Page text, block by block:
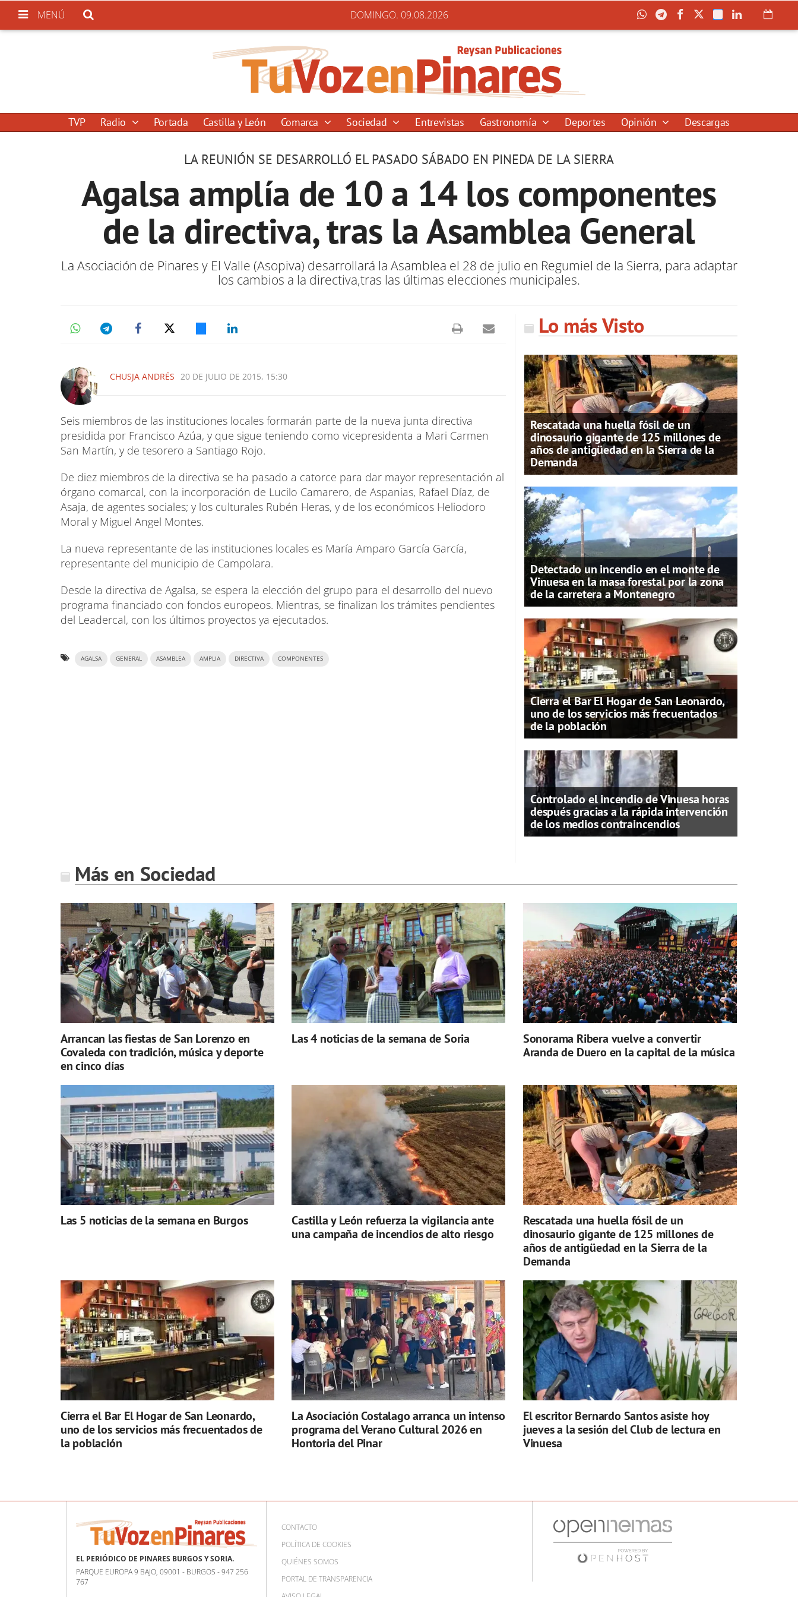
MENÚ DOMINGO. 09.08.2026
TVP Radio Portada Castilla y León Comarca Sociedad Entrevistas Gastronomía Deportes Opinión Descargas
LA REUNIÓN SE DESARROLLÓ EL PASADO SÁBADO EN PINEDA DE LA SIERRA
Agalsa amplía de 10 a 14 los componentes
de la directiva, tras la Asamblea General
La Asociación de Pinares y El Valle (Asopiva) desarrollará la Asamblea el 28 de julio en Regumiel de la Sierra, para adaptar
los cambios a la directiva,tras las últimas elecciones municipales.
CHUSJA ANDRÉS 20 DE JULIO DE 2015, 15:30
Seis miembros de las instituciones locales formarán parte de la nueva junta directiva
presidida por Francisco Azúa, y que sigue teniendo como vicepresidenta a Mari Carmen
San Martín, y de tesorero a Santiago Rojo.
De diez miembros de la directiva se ha pasado a catorce para dar mayor representación al
órgano comarcal, con la incorporación de Lucilo Camarero, de Aspanias, Rafael Díaz, de
Asaja, de agentes sociales; y los culturales Rubén Heras, y de los económicos Heliodoro
Moral y Miguel Angel Montes.
La nueva representante de las instituciones locales es María Amparo García García,
representante del municipio de Campolara.
Desde la directiva de Agalsa, se espera la elección del grupo para el desarrollo del nuevo
programa financiado con fondos europeos. Mientras, se finalizan los trámites pendientes
del Leadercal, con los últimos proyectos ya ejecutados.
AGALSA GENERAL ASAMBLEA AMPLIA DIRECTIVA COMPONENTES
Lo más Visto
Rescatada una huella fósil de un
dinosaurio gigante de 125 millones de
años de antigüedad en la Sierra de la
Demanda
Detectado un incendio en el monte de
Vinuesa en la masa forestal por la zona
de la carretera a Montenegro
Cierra el Bar El Hogar de San Leonardo,
uno de los servicios más frecuentados
de la población
Controlado el incendio de Vinuesa horas
después gracias a la rápida intervención
de los medios contraincendios
Más en Sociedad
Arrancan las fiestas de San Lorenzo en
Covaleda con tradición, música y deporte
en cinco días
Las 4 noticias de la semana de Soria
Sonorama Ribera vuelve a convertir
Aranda de Duero en la capital de la música
Las 5 noticias de la semana en Burgos
Castilla y León refuerza la vigilancia ante
una campaña de incendios de alto riesgo
Rescatada una huella fósil de un
dinosaurio gigante de 125 millones de
años de antigüedad en la Sierra de la
Demanda
Cierra el Bar El Hogar de San Leonardo,
uno de los servicios más frecuentados de
la población
La Asociación Costalago arranca un intenso
programa del Verano Cultural 2026 en
Hontoria del Pinar
El escritor Bernardo Santos asiste hoy
jueves a la sesión del Club de lectura en
Vinuesa
EL PERIÓDICO DE PINARES BURGOS Y SORIA.
PARQUE EUROPA 9 BAJO, 09001 - BURGOS - 947 256
767
CONTACTO
POLÍTICA DE COOKIES
QUIÉNES SOMOS
PORTAL DE TRANSPARENCIA